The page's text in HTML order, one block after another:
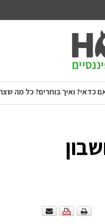
כדאי? ואיך בוחרים? כל מה